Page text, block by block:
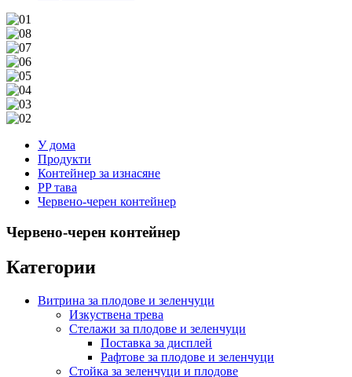
У дома
Продукти
Контейнер за изнасяне
PP тава
Червено-черен контейнер
Червено-черен контейнер
Категории
Витрина за плодове и зеленчуци
Изкуствена трева
Стелажи за плодове и зеленчуци
Поставка за дисплей
Рафтове за плодове и зеленчуци
Стойка за зеленчуци и плодове